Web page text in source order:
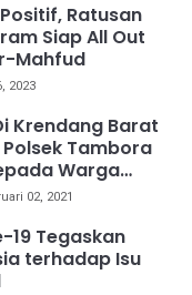
Ratusan
Siap All Out
Mahfud
2023
Krendang Barat
Tambora
Warga
02, 2021
19 Tegaskan
terhadap Isu